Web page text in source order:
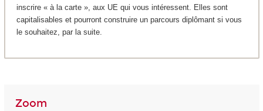
inscrire « à la carte », aux UE qui vous intéressent. Elles sont
capitalisables et pourront construire un parcours diplômant si vous
le souhaitez, par la suite.
Zoom